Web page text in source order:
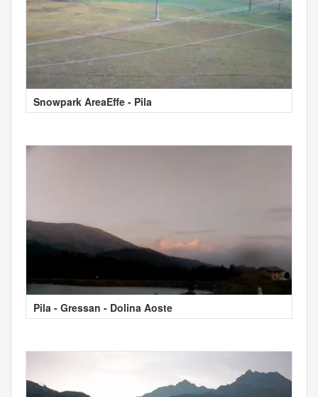
Snowpark AreaEffe - Pila
Pila - Gressan - Dolina Aoste